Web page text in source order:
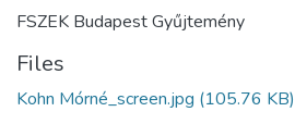
FSZEK Budapest Gyűjtemény
Files
Kohn Mórné_screen.jpg (105.76 KB)